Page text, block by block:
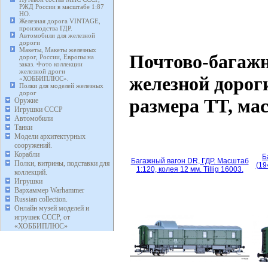
РЖД России в масштабе 1:87
HO.
Железная дорога VINTAGE,
производства ГДР.
Автомобили для железной
дороги
Макеты, Макеты железных
дорог, России, Европы на
заказ. Фото коллекции
железной дроги
«ХОББИПЛЮС».
Полки для моделей железных
дорог
Оружие
Игрушки СССР
Автомобили
Танки
Модели архитектурных
сооружений.
Корабли
Полки, витрины, подставки для
коллекций.
Игрушки
Вархаммер Warhammer
Russian collection.
Онлайн музей моделей и
игрушек СССР, от
«ХОББИПЛЮС»
Почтово-
железной
размера TT,
Багажный вагон DR, ГДР. Масштаб
1:120, колея 12 мм. Tillig 16003.